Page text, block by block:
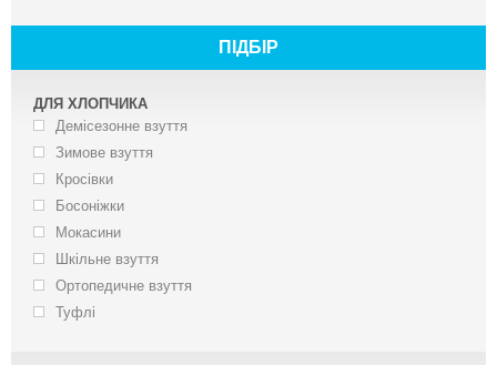
ПІДБІР
ДЛЯ ХЛОПЧИКА
Демісезонне взуття
Зимове взуття
Кросівки
Босоніжки
Мокасини
Шкільне взуття
Ортопедичне взуття
Туфлі